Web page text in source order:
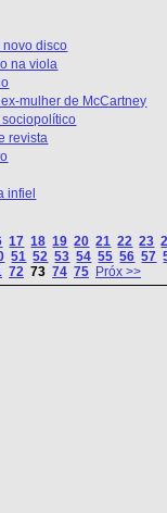
novo disco
na viola
mulher de McCartney
sociopolítico
revista
infiel
17 18 19 20 21 22 23
51 52 53 54 55 56 57
72 73 74 75 Próx >>